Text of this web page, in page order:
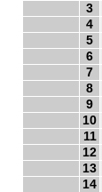
3
4
5
6
7
8
9
10
11
12
13
14